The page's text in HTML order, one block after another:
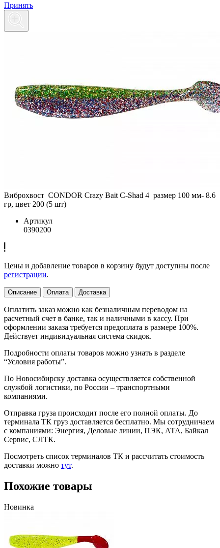
Принять
Виброхвост CONDOR Crazy Bait C-Shad 4 размер 100 мм- 8.6
гр, цвет 200 (5 шт)
Артикул
0390200
Цены и добавление товаров в корзину будут доступны после
регистрации.
Описание Оплата Доставка
Оплатить заказ можно как безналичным переводом на
расчетный счет в банке, так и наличными в кассу. При
оформлении заказа требуется предоплата в размере 100%.
Действует индивидуальная система скидок.
Подробности оплаты товаров можно узнать в разделе
“Условия работы”.
По Новосибирску доставка осуществляется собственной
службой логистики, по России – транспортными
компаниями.
Отправка груза происходит после его полной оплаты. До
терминала ТК груз доставляется бесплатно. Мы сотрудничаем
с компаниями: Энергия, Деловые линии, ПЭК, АТА, Байкал
Сервис, СЛТК.
Посмотреть список терминалов ТК и рассчитать стоимость
доставки можно тут.
Похожие товары
Новинка